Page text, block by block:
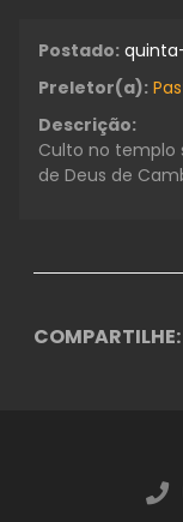
Postado:
Preletor(a):
Descrição:
Culto no templo
de Deus de
COMPARTILHE: